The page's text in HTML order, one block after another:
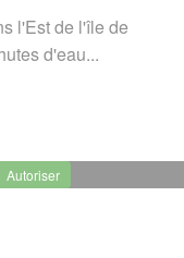
l'Est de l'île de
d'eau...
Autoriser